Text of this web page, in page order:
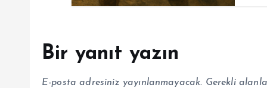
Bir yanıt yazın
E-posta adresiniz yayınlanmayacak. Gerekli